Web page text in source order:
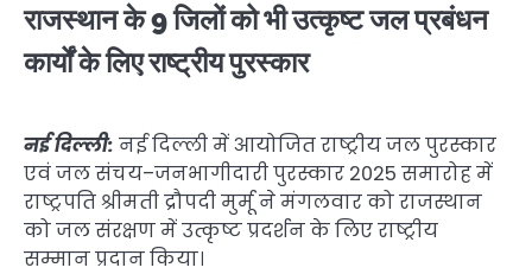
राजस्थान के 9 जिलों को भी उत्कृष्ट जल प्रबंधन
कार्यों के लिए राष्ट्रीय पुरस्कार
नई दिल्ली: नई दिल्ली में आयोजित राष्ट्रीय जल पुरस्कार
एवं जल संचय–जनभागीदारी पुरस्कार 2025 समारोह में
राष्ट्रपति श्रीमती द्रौपदी मुर्मू ने मंगलवार को राजस्थान
को जल संरक्षण में उत्कृष्ट प्रदर्शन के लिए राष्ट्रीय
सम्मान प्रदान किया।